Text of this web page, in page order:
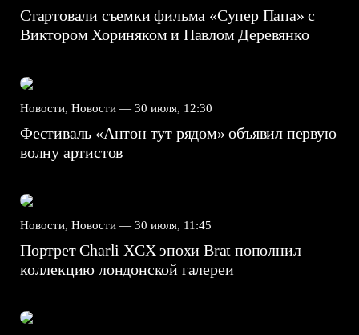
Стартовали съемки фильма «Супер Папа» с
Виктором Хориняком и Павлом Деревянко
Новости, Новости — 30 июля, 12:30
Фестиваль «Антон тут рядом» объявил первую
волну артистов
Новости, Новости — 30 июля, 11:45
Портрет Charli XCX эпохи Brat пополнил
коллекцию лондонской галереи